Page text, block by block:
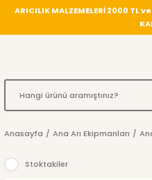
ARICILIK MALZEMELERİ 2000 TL ve
Anasayfa Ana Arı Ekipmanları
Stoktakiler